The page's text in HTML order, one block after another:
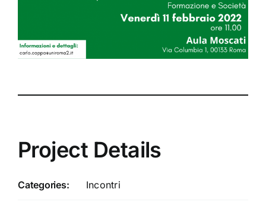
Project Details
Categories: Incontri